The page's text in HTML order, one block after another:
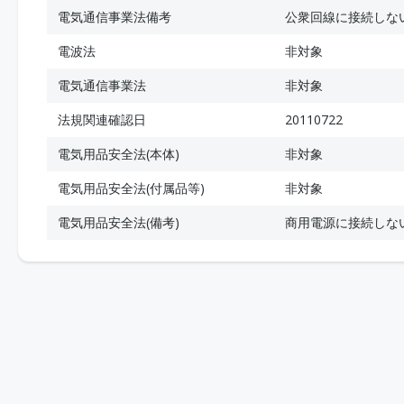
電気通信事業法備考
公衆回線に接続しな
電波法
非対象
電気通信事業法
非対象
法規関連確認日
20110722
電気用品安全法(本体)
非対象
電気用品安全法(付属品等)
非対象
電気用品安全法(備考)
商用電源に接続しな